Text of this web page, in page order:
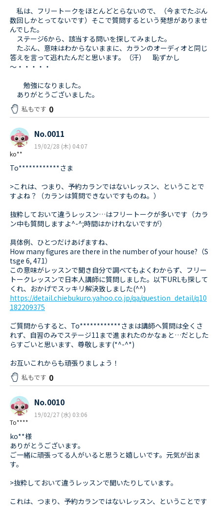
私は、フリートークをほとんどとらないので、（今までたぶん
数回しかとってないです）そこで質問するという発想がありませ
んでした。
ステージ6から、該当する問いを探してみました。
たぶん、意味はわからないままに、カランのオーディオと同じ
答えを言って逃れたんだと思います。（汗） 恥ずかし
～・・・・・
勉強になりました。
ありがとうございました。
私もです 0
ko**
No.0011
19/02/28 (木) 04:07
To************さま
>これは、つまり、予約カランではないレッスン、ということで
すよね？（カランは質問できないですものね。）
抜粋しておいて違うレッスン…はフリートークが多いです（カラ
ン中も質問しますよ^-^;時間はかけれないですが）
具体例、ひとつだけあげますね、
How many figures are there in the number of your house?（S
tsge 6, 471）
この意味がレッスンで聞き自分で調べてもよくわからず、フリー
トークレッスンで日本人講師に質問しました。以下URLも探して
くれ、おかげでスッキリ解決致しました(^^)
https://detail.chiebukuro.yahoo.co.jp/qa/question_detail/q10
182209375
ご質問からすると、To************さまは講師へ質問は全くさ
れず、自習のみでステージ11まで進まれたのかなぁと…だとした
らすごいと思います、尊敬します(*^-^*)
お互いこれからも頑張りましょう！
私もです 0
To****
No.0010
19/02/27 (水) 03:06
ko**様
ありがとうございます。
ご一緒に頑張ってる人がいると思うと嬉しいです。元気が出ま
す。
>抜粋しておいて違うレッスンで聞いたりしています。
これは、つまり、予約カランではないレッスン、ということです